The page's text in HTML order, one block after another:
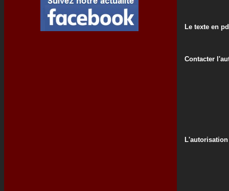
Le texte en
Contacter
L'autorisation